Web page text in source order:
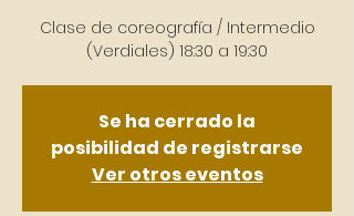
Clase de coreografía / Intermedio
Se ha cerrado la
posibilidad de registrarse
Ver otros eventos